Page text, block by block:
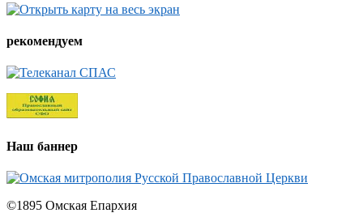
рекомендуем
Наш баннер
©1895 Омская Епархия